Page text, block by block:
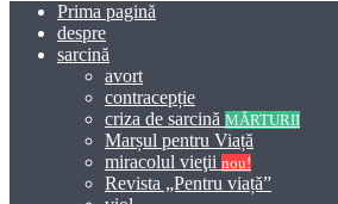
Prima pagină
despre
sarcină
avort
contracepție
criza de sarcină MĂRTURII
Marșul pentru Viață
miracolul vieţii nou!
Revista „Pentru viață”